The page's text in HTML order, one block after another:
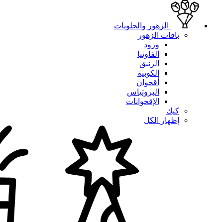
الزهور والحلويات
باقات الزهور
ورود
الفاونيا
الزنبق
الكوبية
أقحوان
البروتياس
الإقحوانات
كيك
إظهار الكل